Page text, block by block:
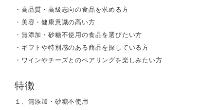
・高品質・高級志向の食品を求める方
・美容・健康意識の高い方
・無添加・砂糖不使用の食品を選びたい方
・ギフトや特別感のある商品を探している方
・ワインやチーズとのペアリングを楽しみたい方
特徴
１、無添加・砂糖不使用